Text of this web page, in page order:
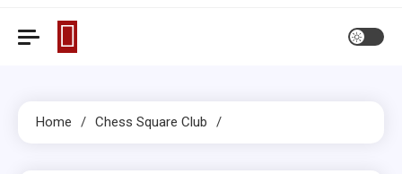
Home Chess Square Club